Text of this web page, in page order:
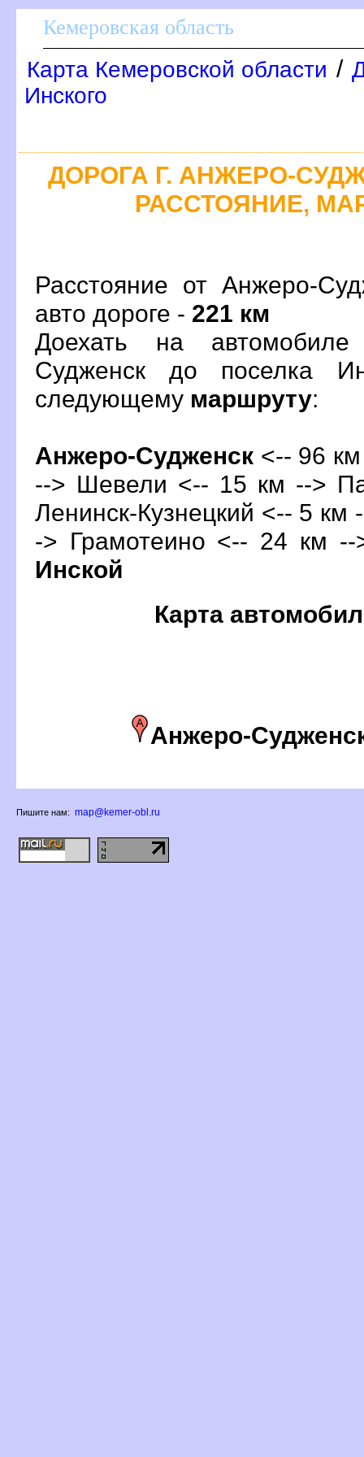
Кемеровская область
Карта Кемеровской области /
Инского
ДОРОГА Г. АНЖЕРО-
РАССТОЯНИЕ,
Расстояние от Анжеро-
авто дороге - 221 км
Доехать на
Судженск до поселка
следующему маршруту:
Анжеро-Судженск <-- 96
--> Шевели <-- 15 км -->
Ленинск-Кузнецкий <-- 5
-> Грамотеино <-- 24 км
Инской
Карта
Анжеро-
Пишите нам: map@kemer-obl.ru